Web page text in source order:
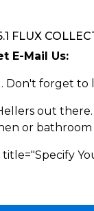
FLUX
E-Mail Us:
Don't forget
out
or